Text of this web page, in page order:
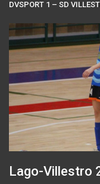
DVSPORT 1 – SD
Lago-Villestro